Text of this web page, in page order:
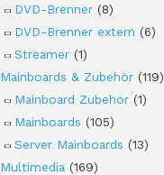
DVD-Brenner (8)
DVD-Brenner extern (6)
Streamer (1)
Mainboards & Zubehör (119)
Mainboard Zubehör (1)
Mainboards (105)
Server Mainboards (13)
Multimedia (169)